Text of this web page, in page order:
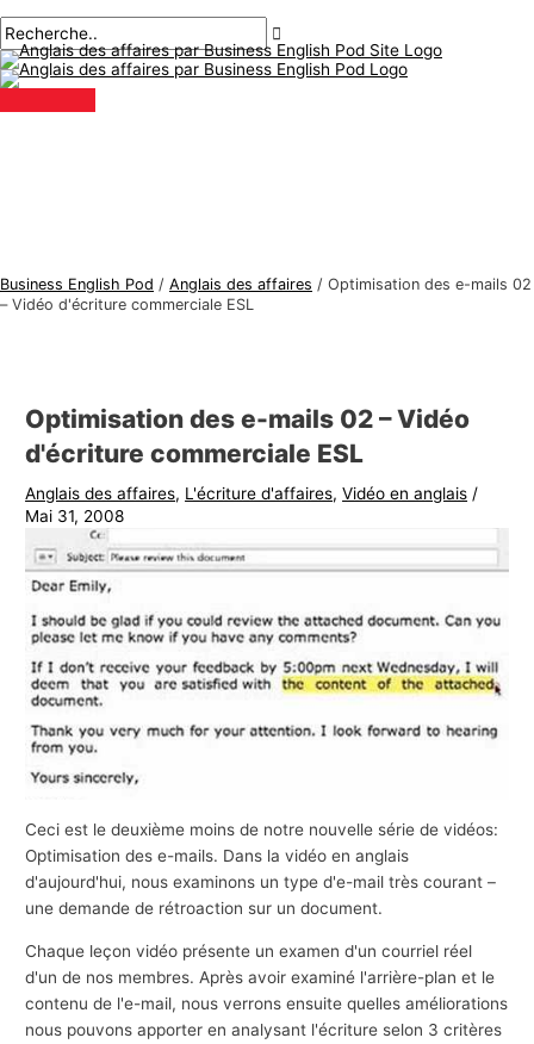
au
contenu
principal
Business English Pod / Anglais des affaires / Optimisation des e-mails 02
– Vidéo d'écriture commerciale ESL
Optimisation des e-mails 02 – Vidéo
d'écriture commerciale ESL
Anglais des affaires, L'écriture d'affaires,Vidéo en anglais /
Mai 31, 2008
Ceci est le deuxième moins de notre nouvelle série de vidéos:
Optimisation des e-mails. Dans la vidéo en anglais
d'aujourd'hui, nous examinons un type d'e-mail très courant –
une demande de rétroaction sur un document.
Chaque leçon vidéo présente un examen d'un courriel réel
d'un de nos membres. Après avoir examiné l'arrière-plan et le
contenu de l'e-mail, nous verrons ensuite quelles améliorations
nous pouvons apporter en analysant l'écriture selon 3 critères
des
articles
ici..
mail*
S
u
j
e
n
s
d
a
a
e
R
e
c
h
r